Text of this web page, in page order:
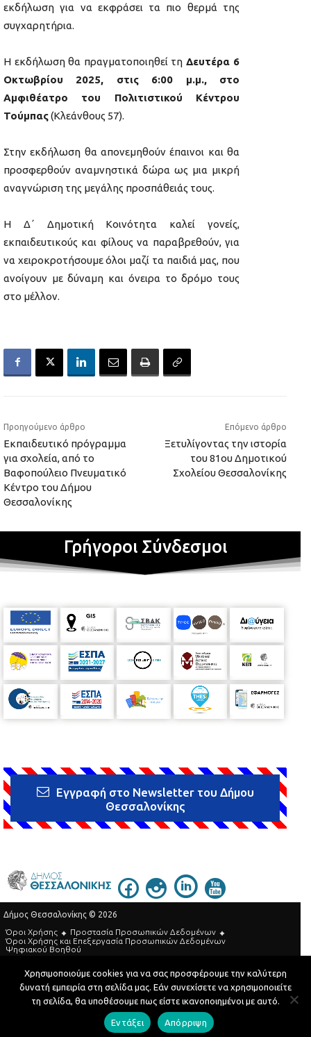
εκδήλωση για να εκφράσει τα πιο θερμά της
συγχαρητήρια.
Η εκδήλωση θα πραγματοποιηθεί τη Δευτέρα 6
Οκτωβρίου 2025, στις 6:00 μ.μ., στο
Αμφιθέατρο του Πολιτιστικού Κέντρου
Τούμπας(Κλεάνθους 57).
Στην εκδήλωση θα απονεμηθούν έπαινοι και θα
προσφερθούν αναμνηστικά δώρα ως μια μικρή
αναγνώριση της μεγάλης προσπάθειάς τους.
Η Δ΄ Δημοτική Κοινότητα καλεί γονείς,
εκπαιδευτικούς και φίλους να παραβρεθούν, για
να χειροκροτήσουμε όλοι μαζί τα παιδιά μας, που
ανοίγουν με δύναμη και όνειρα το δρόμο τους
στο μέλλον.
Προηγούμενο άρθρο
Εκπαιδευτικό πρόγραμμα
για σχολεία, από το
Βαφοπούλειο Πνευματικό
Κέντρο του Δήμου
Θεσσαλονίκης
Επόμενο άρθρο
Ξετυλίγοντας την ιστορία
του 81ου Δημοτικού
Σχολείου Θεσσαλονίκης
Γρήγοροι Σύνδεσμοι
Εγγραφή στο Newsletter του Δήμου
Θεσσαλονίκης
Δήμος Θεσσαλονίκης © 2026
Όροι Χρήσης
Προστασία Προσωπικών Δεδομένων
Όροι Xρήσης και Eπεξεργασία Προσωπικών Δεδομένων
Ψηφιακού Βοηθού
Τηλεφωνικός Κατάλογος
Developed by MyCompany Projects
Χρησιμοποιούμε cookies για να σας προσφέρουμε την καλύτερη
δυνατή εμπειρία στη σελίδα μας. Εάν συνεχίσετε να χρησιμοποιείτε
τη σελίδα, θα υποθέσουμε πως είστε ικανοποιημένοι με αυτό.
Εντάξει Απόρριψη